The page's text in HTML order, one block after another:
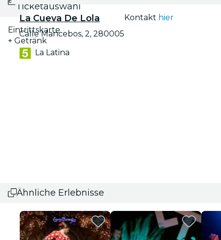
Ticketauswahl
Eintrittskarte
+ Getränk
La Cueva De Lola
Calle Mancebos, 2, 280005
La Latina
Kontakt hier
Ähnliche Erlebnisse